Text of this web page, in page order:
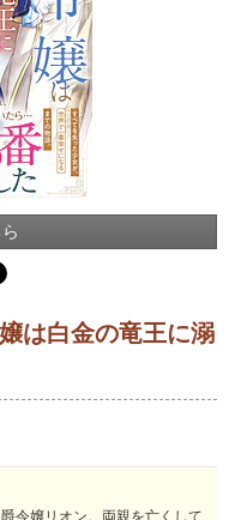
は白金の竜王に溺
令嬢リオン。両親を亡くして